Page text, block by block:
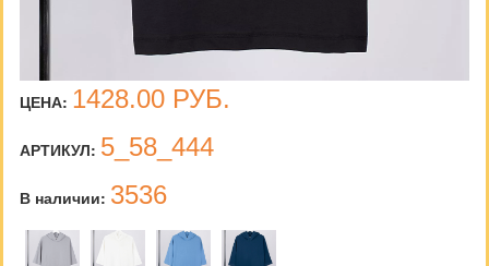
ЦЕНА: 1428.00 РУБ.
АРТИКУЛ: 5_58_444
В наличии: 3536